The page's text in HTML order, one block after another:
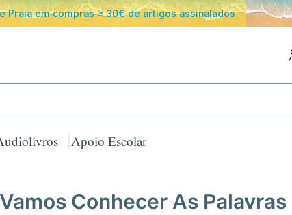
Praia em compras ≥ 30€ de artigos assinalados
Apoio Escolar
Vamos Conhecer As Palavras